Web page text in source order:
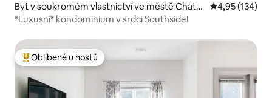
Byt v soukromém vlastnictví ve městě Chatta
nooga
Průměrné
4,95 (134)
*Luxusní* kondominium v srdci Southside!
Nejlepší v kategorii Oblíbené u hostů
Oblíbené u hostů